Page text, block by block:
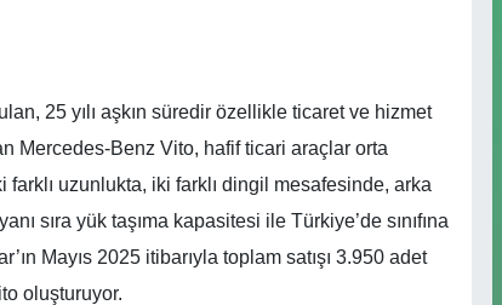
25 yılı aşkın süredir özellikle ticaret ve hizmet
Mercedes-Benz Vito, hafif ticari araçlar orta
uzunlukta, iki farklı dingil mesafesinde, arka
sıra yük taşıma kapasitesi ile Türkiye’de sınıfına
Mayıs 2025 itibarıyla toplam satışı 3.950 adet
oluşturuyor.